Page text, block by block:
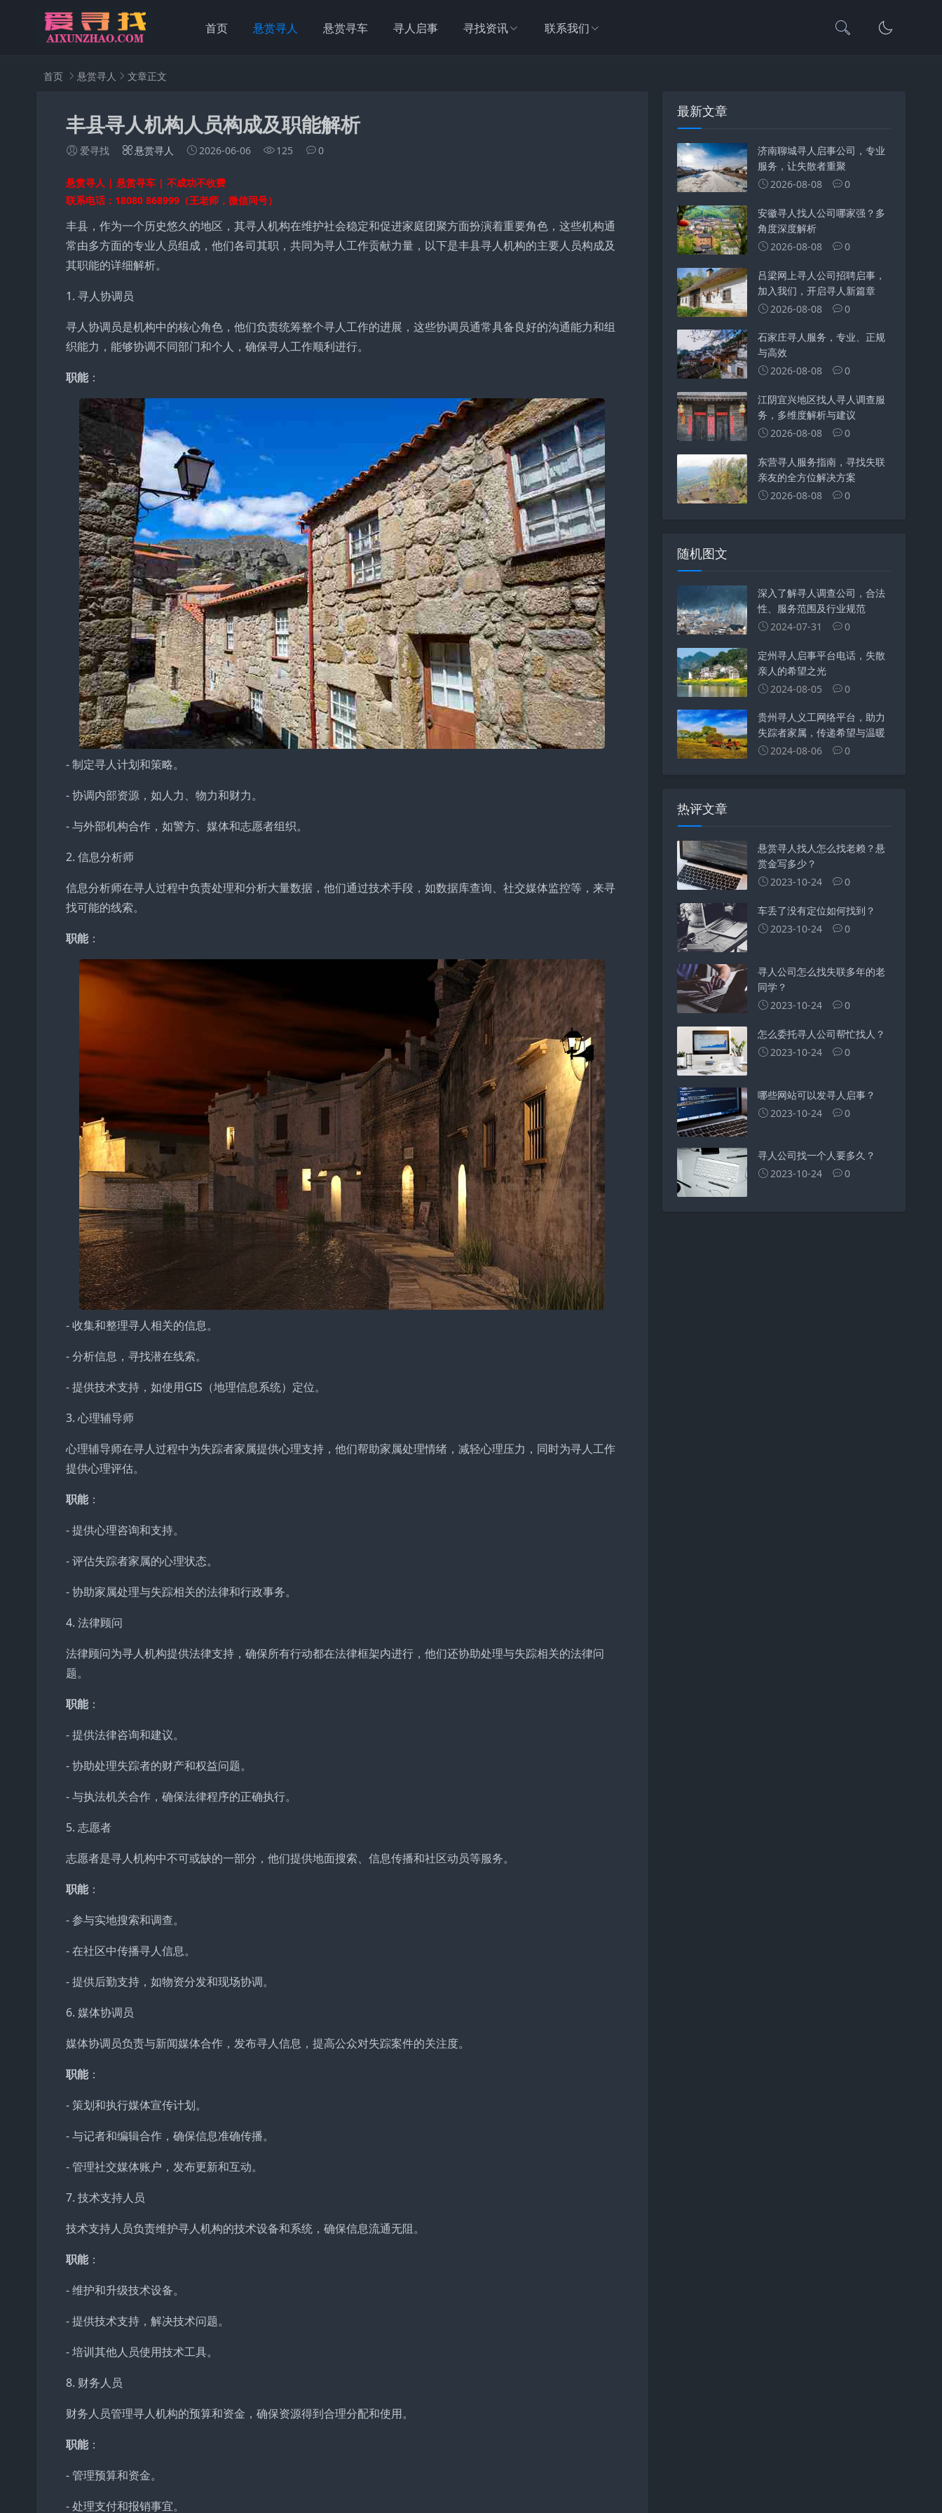
首页 悬赏寻人 悬赏寻车 寻人启事 寻找资讯 联系我们
首页 悬赏寻人 文章正文
丰县寻人机构人员构成及职能解析
爱寻找 悬赏寻人 2026-06-06 125 0
悬赏寻人 | 悬赏寻车 | 不成功不收费
联系电话：18080 868999（王老师，微信同号）
丰县，作为一个历史悠久的地区，其寻人机构在维护社会稳定和促进家庭团聚方面扮演着重要角色，这些机构通
常由多方面的专业人员组成，他们各司其职，共同为寻人工作贡献力量，以下是丰县寻人机构的主要人员构成及
其职能的详细解析。
1. 寻人协调员
寻人协调员是机构中的核心角色，他们负责统筹整个寻人工作的进展，这些协调员通常具备良好的沟通能力和组
织能力，能够协调不同部门和个人，确保寻人工作顺利进行。
职能：
- 制定寻人计划和策略。
- 协调内部资源，如人力、物力和财力。
- 与外部机构合作，如警方、媒体和志愿者组织。
2. 信息分析师
信息分析师在寻人过程中负责处理和分析大量数据，他们通过技术手段，如数据库查询、社交媒体监控等，来寻
找可能的线索。
职能：
- 收集和整理寻人相关的信息。
- 分析信息，寻找潜在线索。
- 提供技术支持，如使用GIS（地理信息系统）定位。
3. 心理辅导师
心理辅导师在寻人过程中为失踪者家属提供心理支持，他们帮助家属处理情绪，减轻心理压力，同时为寻人工作
提供心理评估。
职能：
- 提供心理咨询和支持。
- 评估失踪者家属的心理状态。
- 协助家属处理与失踪相关的法律和行政事务。
4. 法律顾问
法律顾问为寻人机构提供法律支持，确保所有行动都在法律框架内进行，他们还协助处理与失踪相关的法律问
题。
职能：
- 提供法律咨询和建议。
- 协助处理失踪者的财产和权益问题。
- 与执法机关合作，确保法律程序的正确执行。
5. 志愿者
志愿者是寻人机构中不可或缺的一部分，他们提供地面搜索、信息传播和社区动员等服务。
职能：
- 参与实地搜索和调查。
- 在社区中传播寻人信息。
- 提供后勤支持，如物资分发和现场协调。
6. 媒体协调员
媒体协调员负责与新闻媒体合作，发布寻人信息，提高公众对失踪案件的关注度。
职能：
- 策划和执行媒体宣传计划。
- 与记者和编辑合作，确保信息准确传播。
- 管理社交媒体账户，发布更新和互动。
7. 技术支持人员
技术支持人员负责维护寻人机构的技术设备和系统，确保信息流通无阻。
职能：
- 维护和升级技术设备。
- 提供技术支持，解决技术问题。
- 培训其他人员使用技术工具。
8. 财务人员
财务人员管理寻人机构的预算和资金，确保资源得到合理分配和使用。
职能：
- 管理预算和资金。
- 处理支付和报销事宜。
最新文章
济南聊城寻人启事公司，专业
服务，让失散者重聚
2026-08-08
0
安徽寻人找人公司哪家强？多
角度深度解析
2026-08-08
0
吕梁网上寻人公司招聘启事，
加入我们，开启寻人新篇章
2026-08-08
0
石家庄寻人服务，专业、正规
与高效
2026-08-08
0
江阴宜兴地区找人寻人调查服
务，多维度解析与建议
2026-08-08
0
东营寻人服务指南，寻找失联
亲友的全方位解决方案
2026-08-08
0
随机图文
深入了解寻人调查公司，合法
性、服务范围及行业规范
2024-07-31
0
定州寻人启事平台电话，失散
亲人的希望之光
2024-08-05
0
贵州寻人义工网络平台，助力
失踪者家属，传递希望与温暖
2024-08-06
0
热评文章
悬赏寻人找人怎么找老赖？悬
赏金写多少？
2023-10-24
0
车丢了没有定位如何找到？
2023-10-24
0
寻人公司怎么找失联多年的老
同学？
2023-10-24
0
怎么委托寻人公司帮忙找人？
2023-10-24
0
哪些网站可以发寻人启事？
2023-10-24
0
寻人公司找一个人要多久？
2023-10-24
0